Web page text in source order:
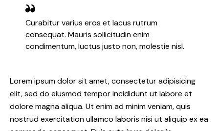
Curabitur varius eros et lacus rutrum
consequat. Mauris sollicitudin enim
condimentum, luctus justo non, molestie nisl.
Lorem ipsum dolor sit amet, consectetur adipisicing
elit, sed do eiusmod tempor incididunt ut labore et
dolore magna aliqua. Ut enim ad minim veniam, quis
nostrud exercitation ullamco laboris nisi ut aliquip ex ea